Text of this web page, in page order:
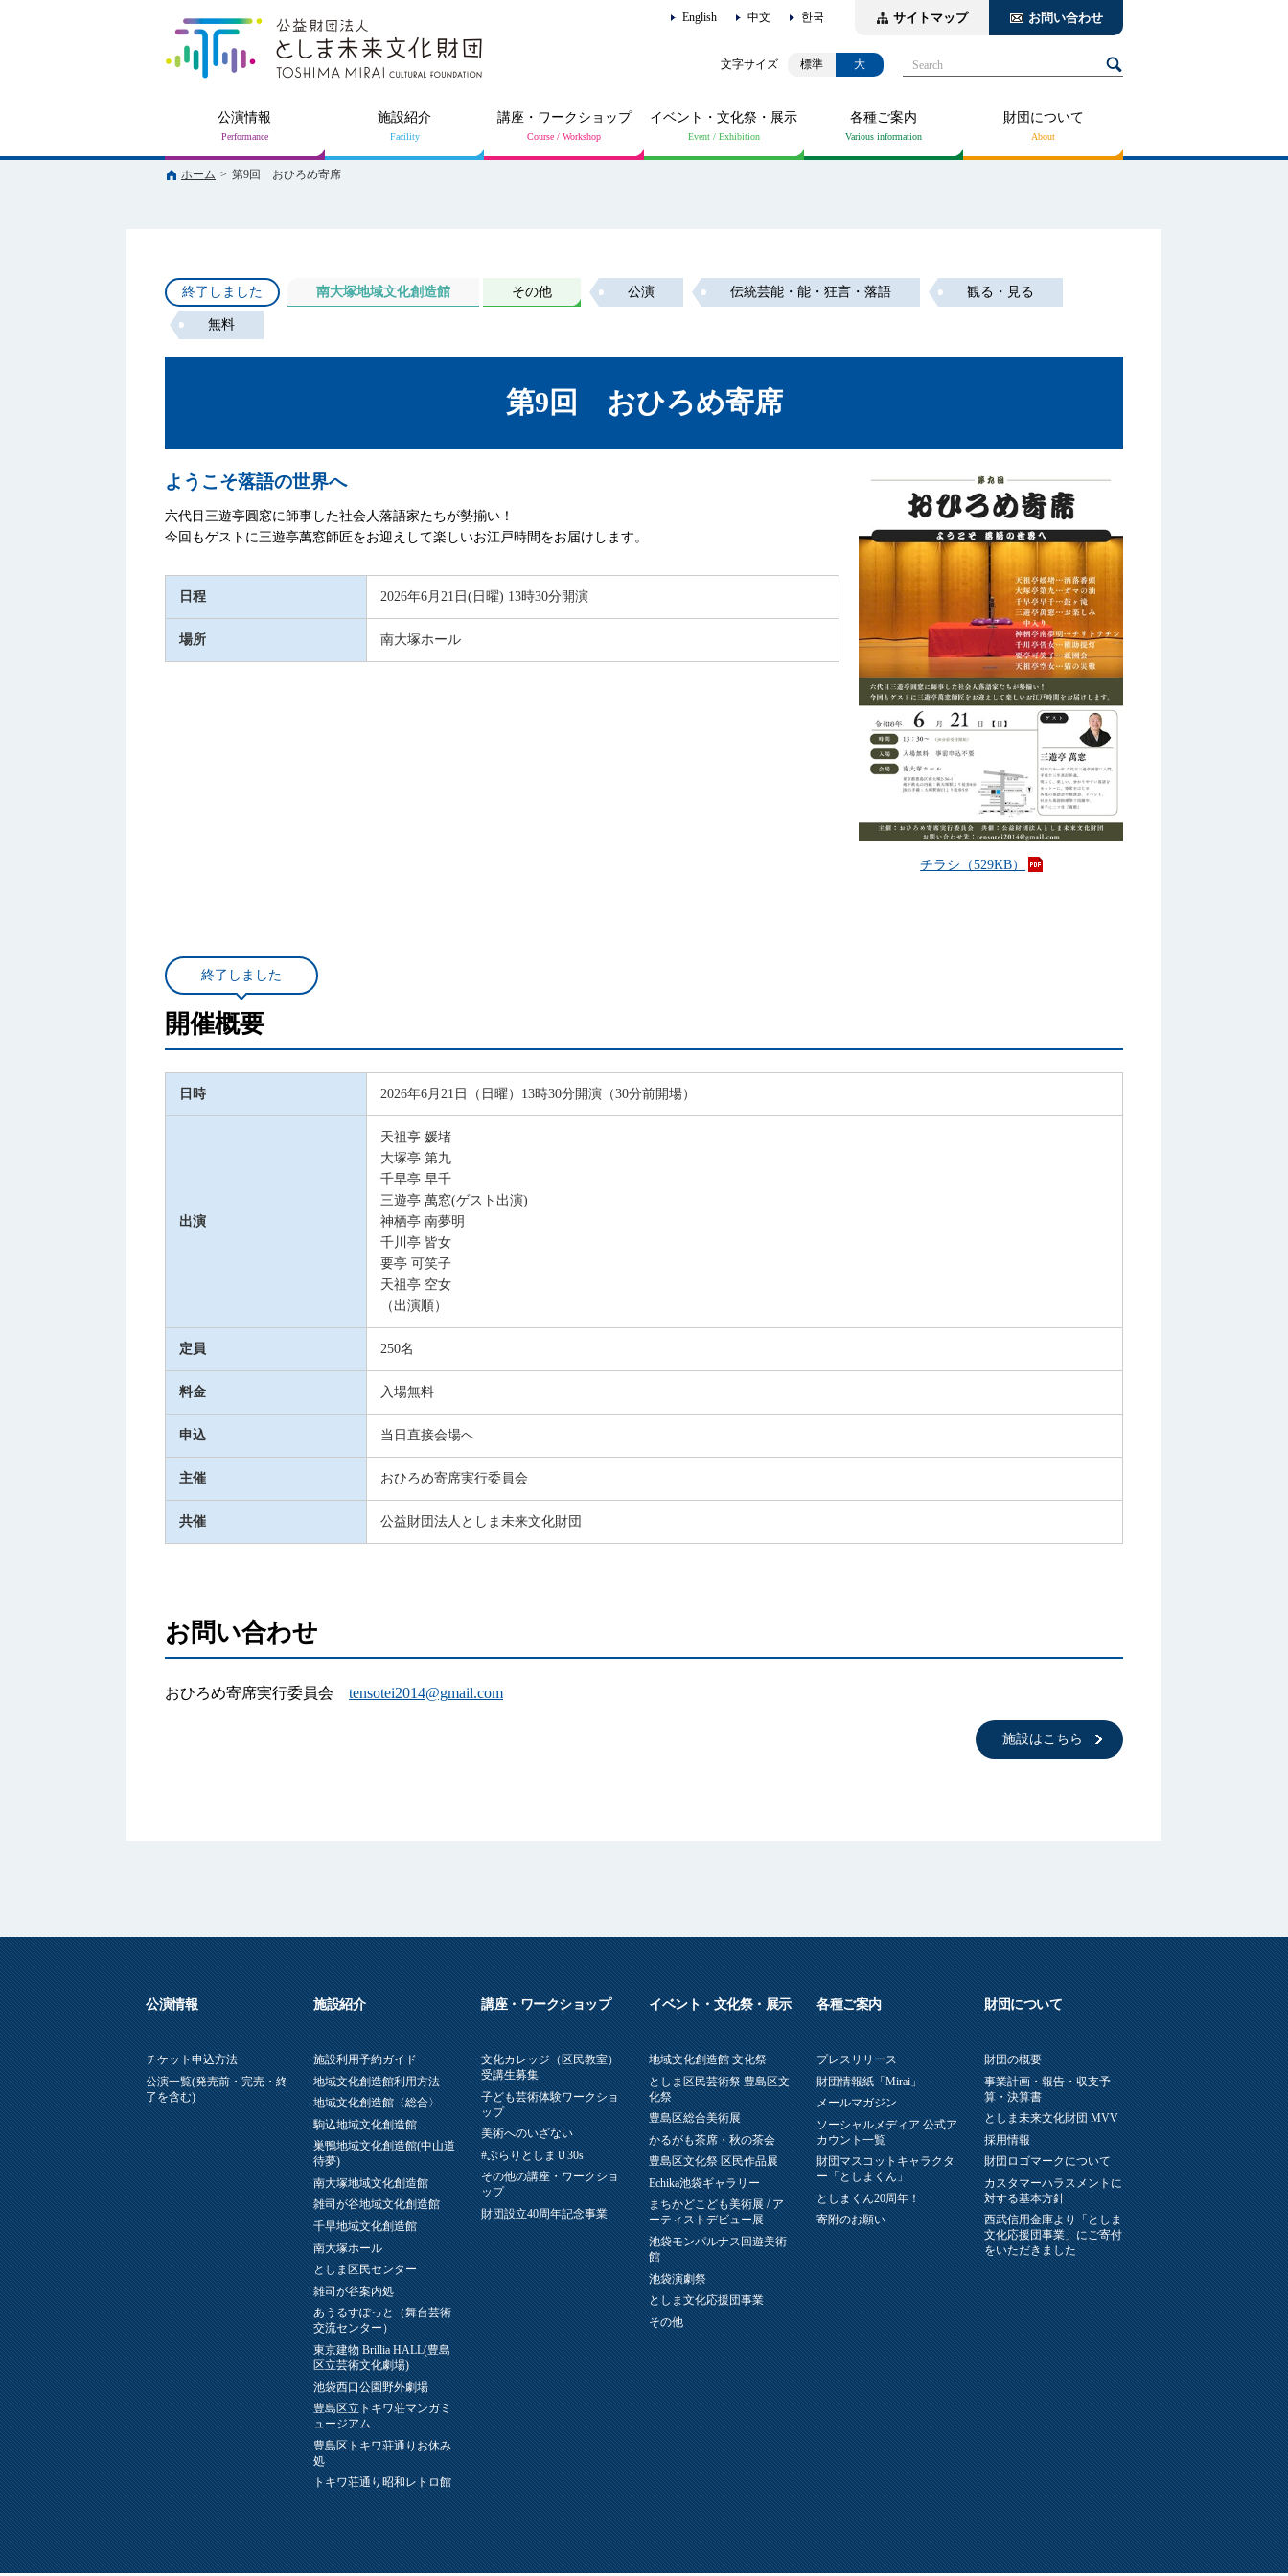
English 中文 한국 サイトマップ お問い合わせ
標準 大 Search
公演情報 施設紹介 講座・ワークショップ イベント・文化祭・展示 各種ご案内 財団について
ホーム > 第9回 おひろめ寄席
終了しました 南大塚地域文化創造館 その他 公演 伝統芸能・能・狂言・落語 観る・見る
無料
第9回 おひろめ寄席
ようこそ落語の世界へ
六代目三遊亭圓窓に師事した社会人落語家たちが勢揃い！
今回もゲストに三遊亭萬窓師匠をお迎えして楽しいお江戸時間をお届けします。
日程 2026年6月21日(日曜) 13時30分開演
場所 南大塚ホール
チラシ（529KB）
終了しました
開催概要
日時 2026年6月21日（日曜）13時30分開演（30分前開場）
出演
天祖亭 媛堵
大塚亭 第九
千早亭 早千
三遊亭 萬窓(ゲスト出演)
神栖亭 南夢明
千川亭 皆女
要亭 可笑子
天祖亭 空女
（出演順）
定員 250名
料金 入場無料
申込 当日直接会場へ
主催 おひろめ寄席実行委員会
共催 公益財団法人としま未来文化財団
お問い合わせ
おひろめ寄席実行委員会 tensotei2014@gmail.com
施設はこちら
公演情報
チケット申込方法
公演一覧(発売前・完売・終
了を含む)
施設紹介
施設利用予約ガイド
地域文化創造館利用方法
地域文化創造館〈総合〉
駒込地域文化創造館
巣鴨地域文化創造館(中山道
待夢)
南大塚地域文化創造館
雑司が谷地域文化創造館
千早地域文化創造館
南大塚ホール
としま区民センター
雑司が谷案内処
あうるすぽっと（舞台芸術
交流センター）
東京建物 Brillia HALL(豊島
区立芸術文化劇場)
池袋西口公園野外劇場
豊島区立トキワ荘マンガミ
ュージアム
豊島区トキワ荘通りお休み
処
トキワ荘通り昭和レトロ館
講座・ワークショップ
文化カレッジ（区民教室）
受講生募集
子ども芸術体験ワークショ
ップ
美術へのいざない
#ぷらりとしまＵ30s
その他の講座・ワークショ
ップ
財団設立40周年記念事業
イベント・文化祭・展示
地域文化創造館 文化祭
としま区民芸術祭 豊島区文
化祭
豊島区総合美術展
かるがも茶席・秋の茶会
豊島区文化祭 区民作品展
Echika池袋ギャラリー
まちかどこども美術展 / ア
ーティストデビュー展
池袋モンパルナス回遊美術
館
池袋演劇祭
としま文化応援団事業
その他
各種ご案内
プレスリリース
財団情報紙「Mirai」
メールマガジン
ソーシャルメディア 公式ア
カウント一覧
財団マスコットキャラクタ
ー「としまくん」
としまくん20周年！
寄附のお願い
財団について
財団の概要
事業計画・報告・収支予
算・決算書
としま未来文化財団 MVV
採用情報
財団ロゴマークについて
カスタマーハラスメントに
対する基本方針
西武信用金庫より「としま
文化応援団事業」にご寄付
をいただきました